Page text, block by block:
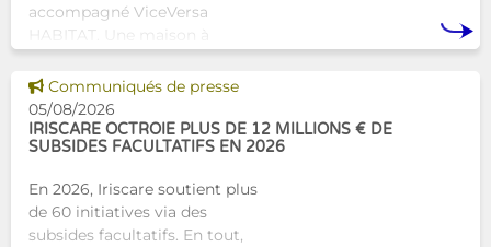
accompagné ViceVersa
HABITAT. Une maison à
alternative innovante et
humaine aux structures
d’hébergement traditionnel
Voir cette news
Communiqués de presse
05/08/2026
IRISCARE OCTROIE PLUS DE 12 MILLIONS € DE
SUBSIDES FACULTATIFS EN 2026
En 2026, Iriscare soutient plus
de 60 initiatives via des
subsides facultatifs. En tout,